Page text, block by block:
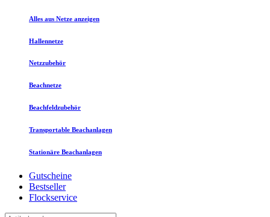
Alles aus Netze anzeigen
Hallennetze
Netzzubehör
Beachnetze
Beachfeldzubehör
Transportable Beachanlagen
Stationäre Beachanlagen
Gutscheine
Bestseller
Flockservice